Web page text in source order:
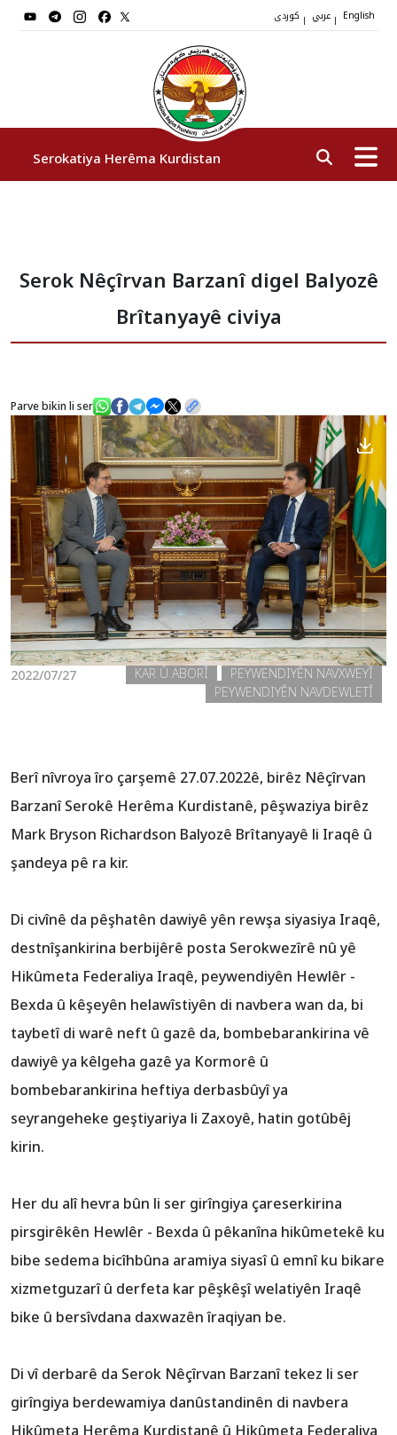
| | English
Serokatiya Herêma Kurdistan
Cîgirên Serok
Stafê Serokatiyê
Sazî
Nûçe
Galerî
Serok Nêçîrvan Barzanî digel Balyozê
Brîtanyayê civiya
Parve bikin li ser
2022/07/27 PEYWENDIYÊN NAVXWEYÎ
KAR Û ABORÎ
PEYWENDIYÊN NAVDEWLETÎ
Berî nîvroya îro çarşemê 27.07.2022ê, birêz Nêçîrvan
Barzanî Serokê Herêma Kurdistanê, pêşwaziya birêz
Mark Bryson Richardson Balyozê Brîtanyayê li Iraqê û
‏şandeya pê ra kir.
Di civînê da pêşhatên dawiyê yên rewşa siyasiya Iraqê,
destnîşankirina berbijêrê posta Serokwezîrê nû yê
Hikûmeta Federaliya Iraqê, peywendiyên Hewlêr -
Bexda û kêşeyên helawîstiyên di navbera wan da, bi
taybetî di warê neft û gazê da, bombebarankirina vê
bombebarankirina heftiya derbasbûyî ya
seyrangeheke ‏geştiyariya li Zaxoyê, hatin gotûbêj
kirin.
Her du alî hevra bûn li ser girîngiya çareserkirina
pirsgirêkên Hewlêr - Bexda û pêkanîna hikûmetekê ku
bibe sedema bicîhbûna aramiya siyasî û emnî ku bikare
xizmetguzarî û derfeta kar pêşkêşî welatiyên Iraqê
Di vî derbarê da Serok Nêçîrvan Barzanî tekez li ser
girîngiya berdewamiya danûstandinên di navbera
Hikûmeta Herêma Kurdistanê û Hikûmeta Federaliya